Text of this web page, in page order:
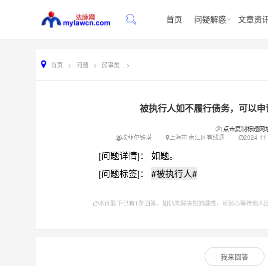
首页 问疑解惑 文章资
首页 > 问题 > 民事类 >
被执行人如不履行债务，可以申
点击复制标题网
埃菲尔铁塔
上海市 南汇区有线通 2024-
[问题详情]： 如题。
[问题标签]： #被执行人#
本问题下已有1条回答，如仍未解决您的疑惑，可耐心等待他人
我来回答